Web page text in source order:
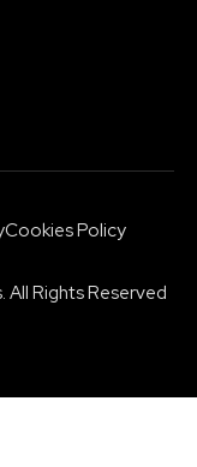
Rights Reserved
Cookies Policy